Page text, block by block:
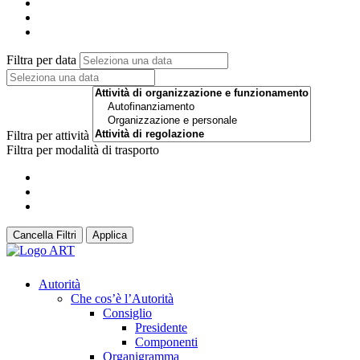
Filtra per data
Filtra per attività
Filtra per modalità di trasporto
Cancella Filtri Applica
Autorità
Che cos’è l’Autorità
Consiglio
Presidente
Componenti
Organigramma